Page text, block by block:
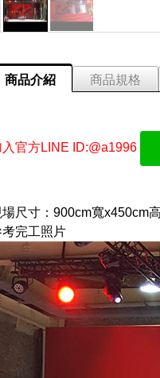
商品介紹 商品規格
入官方LINE ID:@a1996
場尺寸：900cm寬x450cm
考完工照片